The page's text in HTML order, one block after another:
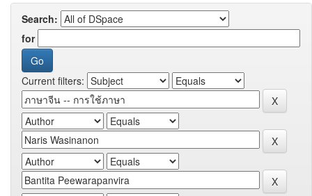
Search:
for
Current filters: